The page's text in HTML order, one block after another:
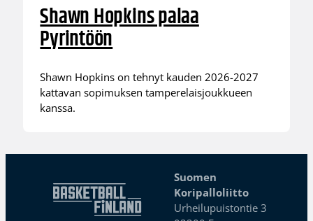
Shawn Hopkins palaa
Pyrintöön
Shawn Hopkins on tehnyt kauden 2026-2027
kattavan sopimuksen tamperelaisjoukkueen
kanssa.
Suomen
Koripalloliitto
Urheilupuistontie 3